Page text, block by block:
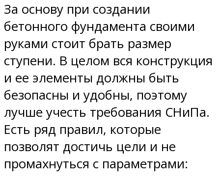
За основу при создании
бетонного фундамента своими
руками стоит брать размер
ступени. В целом вся конструкция
и ее элементы должны быть
безопасны и удобны, поэтому
лучше учесть требования СНиПа.
Есть ряд правил, которые
позволят достичь цели и не
промахнуться с параметрами: